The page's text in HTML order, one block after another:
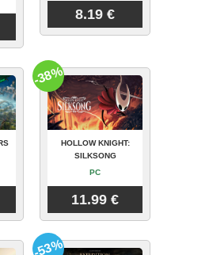
8.19 €
HOLLOW KNIGHT:
SILKSONG
PC
11.99 €
-38%
-53%